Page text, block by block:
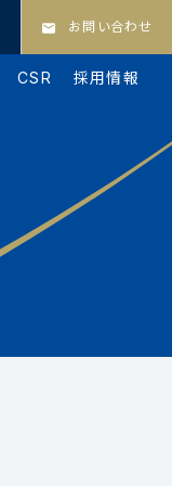
お問い合わせ
CSR 採用情報